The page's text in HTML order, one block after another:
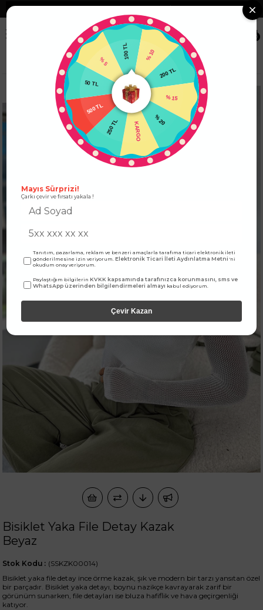
❯
0
ÜST GİYİM KAZAK Bisiklet Yaka File Detay Kazak Beyaz
Bisiklet Yaka File Detay Kazak
Beyaz
(SSKZK00014)
Stok Kodu
Bisiklet yaka file detay ince örme kazak, şık ve modern bir tarzı yansıtan özel
bir parçadır. Bisiklet yaka detayı, boynu nazikçe kavrayarak zarif bir
görünüm sunarken, file detayları ise bluza hafiflik ve hava geçirgenliği
katıyor.
% 10
200 TL
% 15
% 20
KARGO
250 TL
500 TL
50 TL
% 5
Mayıs Sürprizi!
Çarkı çevir ve fırsatı yakala !
Tanıtım, pazarlama, reklam ve benzeri amaçlarla tarafıma ticari elektronik ileti
gönderilmesine izin veriyorum.Elektronik Ticari İleti Aydınlatma Metni 'ni
okudum onay veriyorum.
Paylaştığım bilgilerinKVKK kapsamında tarafınızca korunmasını, sms ve
WhatsApp üzerinden bilgilendirmeleri almayı kabul ediyorum.
Çevir Kazan